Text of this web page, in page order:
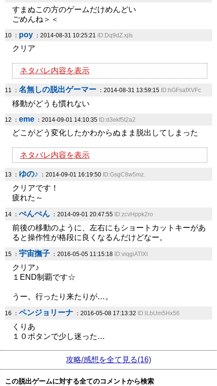
すまぬこの方のゲームだけめんどい
ごめんね＞＜
10 ： poy ：2014-08-31 10:25:21 ID:Dq9dZ.xjIs
クリア
ネタバレ内容を表示
11 ： 名無しの脱出ゲーマー ：2014-08-31 13:59:15 ID:hGFsafXVFc
移動がどうも慣れない
12 ： eme ：2014-09-01 14:10:35 ID:d3ekf5t2a2
どこがどう変化したかわからぬまま脱出してしまった
ネタバレ内容を表示
13 ： ゆの♪ ：2014-09-01 16:19:50 ID:GsgC8w5mz.
クリアです！
疲れた～
14 ： ぺんぺん ：2014-09-01 20:47:55 ID:zcvHppk2ro
前後の移動のように、左右にもショートカットキーがあ
ると操作性が格段に良くなるんだけどなー。
15 ： 宇宙撫子 ：2016-05-05 11:15:18 ID:viqgiATIXI
クリア♪
１END制覇です☆
うー。行ったり来たりが…。
16 ： ペンジョリーナ ：2016-05-08 17:13:32 ID:lLbUm5Hx56
くりあ
１０ボタンで少し迷った…
攻略/感想を全て見る(16)
この脱出ゲームに対する全てのコメントから検索